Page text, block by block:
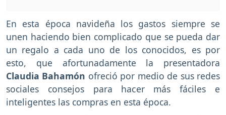
En esta época navideña los gastos siempre se
unen haciendo bien complicado que se pueda dar
un regalo a cada uno de los conocidos, es por
esto, que afortunadamente la presentadora
Claudia Bahamón ofreció por medio de sus redes
sociales consejos para hacer más fáciles e
inteligentes las compras en esta época.